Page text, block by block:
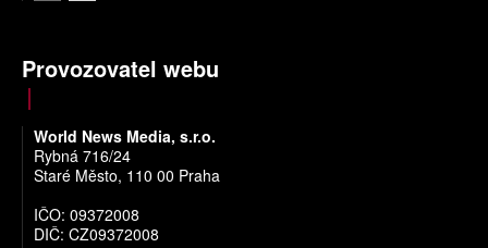
Provozovatel webu
World News Media, s.r.o.
Rybná 716/24
Staré Město, 110 00 Praha
IČO: 09372008
DIČ: CZ09372008